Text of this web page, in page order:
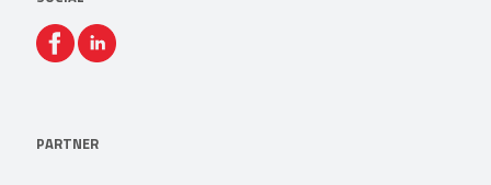
PARTNER